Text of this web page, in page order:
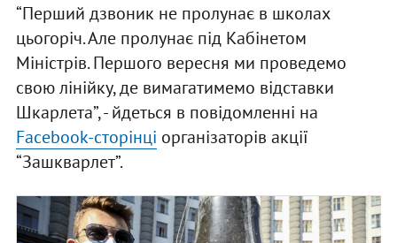
“Перший дзвоник не пролунає в школах
цьогоріч. Але пролунає під Кабінетом
Міністрів. Першого вересня ми проведемо
свою лінійку, де вимагатимемо відставки
Шкарлета”, - йдеться в повідомленні на
Facebook-сторінці організаторів акції
“Зашкварлет”.